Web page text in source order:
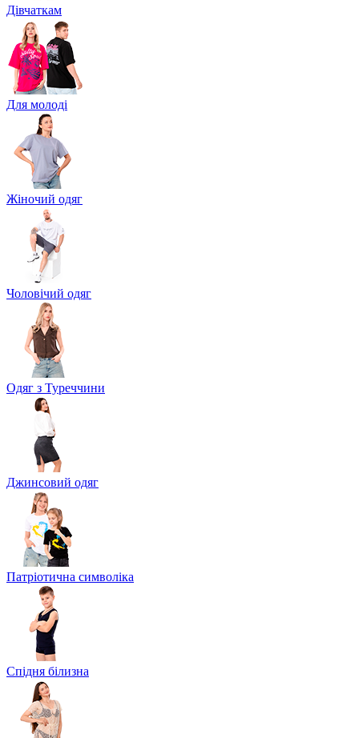
Дівчаткам
Для молоді
Жіночий одяг
Чоловічий одяг
Одяг з Туреччини
Джинсовий одяг
Патріотична символіка
Спідня білизна